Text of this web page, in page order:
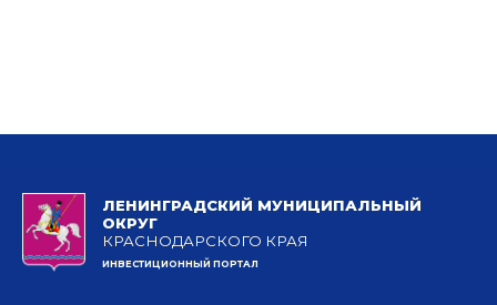
ЛЕНИНГРАДСКИЙ МУНИЦИПАЛЬНЫЙ
ОКРУГ
КРАСНОДАРСКОГО КРАЯ
ИНВЕСТИЦИОННЫЙ ПОРТАЛ